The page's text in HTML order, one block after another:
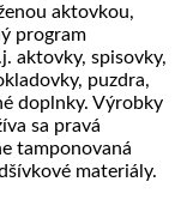
aktovkou,
program
aktovky, spisovky,
puzdra,
doplnky. Výrobky
sa pravá
tamponovaná
materiály.